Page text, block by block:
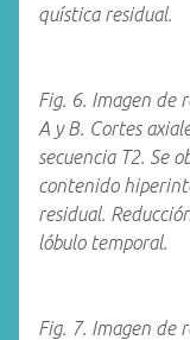
quística residual.
Fig. 6. Imagen de
A y B. Cortes
secuencia T2. Se
contenido
residual.
lóbulo temporal.
Fig. 7. Imagen de